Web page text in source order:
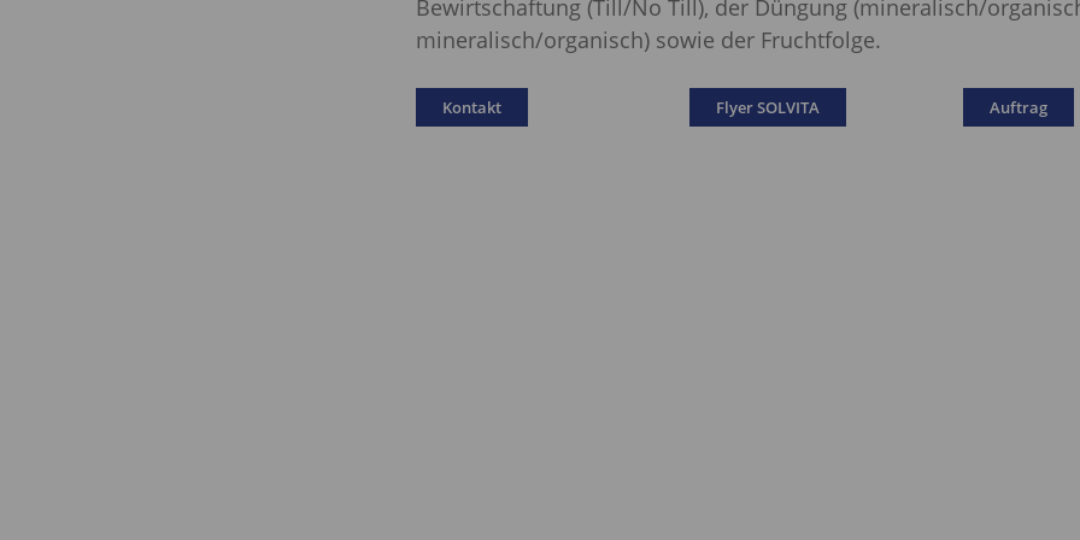
Bewirtschaftung (Till/No Till), der Düngung (mineralisch/
mineralisch/organisch) sowie der Fruchtfolge.
Kontakt Flyer SOLVITA Auftrag